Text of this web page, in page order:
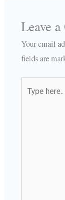
Leave
Your email
fields are
here..